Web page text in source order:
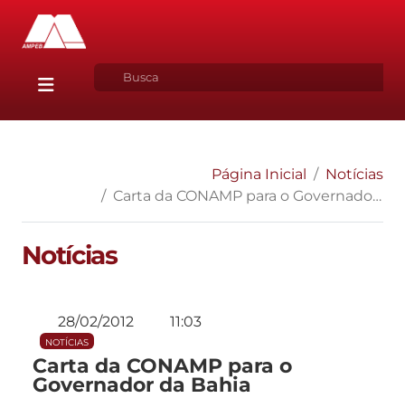
Página Inicial
Notícias
Carta da CONAMP para o Governador da Bahia
Notícias
28/02/2012 11:03
NOTÍCIAS
Carta da CONAMP para o
Governador da Bahia